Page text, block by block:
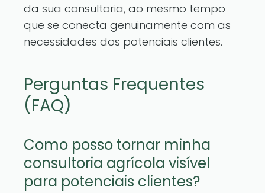
da sua consultoria, ao mesmo tempo
que se conecta genuinamente com as
necessidades dos potenciais clientes.
Perguntas Frequentes
(FAQ)
Como posso tornar minha
consultoria agrícola visível
para potenciais clientes?